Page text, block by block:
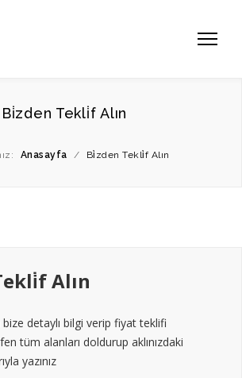
Bi̇zden Tekli̇f Alın
Anasayfa / Bi̇zden Tekli̇f Alın
Alın
detaylı bilgi verip fiyat teklifi
tüm alanları doldurup aklınızdaki
yazınız